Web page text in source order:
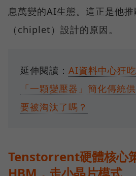
息萬變的AI生態。這正是他推
（chiplet）設計的原因。
延伸閱讀： AI資料中心狂
「一顆變壓器」簡化傳統
要被淘汰了嗎？
Tenstorrent硬體核心